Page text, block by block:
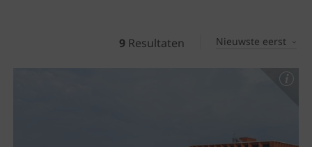
9 Resultaten Nieuwste eerst